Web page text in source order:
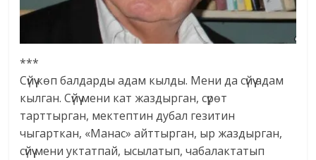
***
Сүйүү көп балдарды адам кылды. Мени да сүйүү адам
кылган. Сүйүү мени кат жаздырган, сүрөт
тарттырган, мектептин дубал гезитин
чыгарткан, «Манас» айттырган, ыр жаздырган,
сүйүү мени уктатпай, ысылатып, чабалактатып